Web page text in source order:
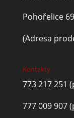
Pohořelice
(Adresa
Kontakty
773 217 251
777 009 907